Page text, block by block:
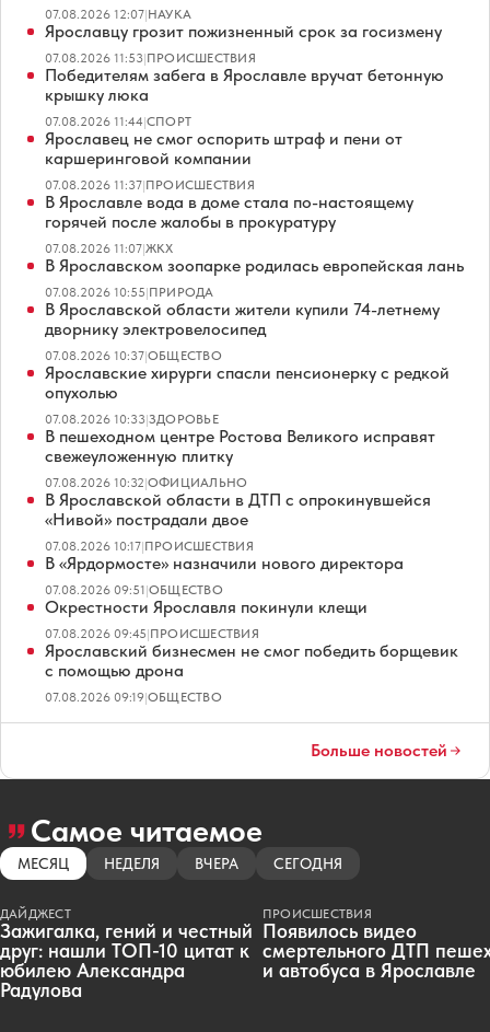
07.08.2026 12:07|НАУКА
Ярославцу грозит пожизненный срок за госизмену
07.08.2026 11:53|ПРОИСШЕСТВИЯ
Победителям забега в Ярославле вручат бетонную
крышку люка
07.08.2026 11:44|СПОРТ
Ярославец не смог оспорить штраф и пени от
каршеринговой компании
07.08.2026 11:37|ПРОИСШЕСТВИЯ
В Ярославле вода в доме стала по-настоящему
горячей после жалобы в прокуратуру
07.08.2026 11:07|ЖКХ
В Ярославском зоопарке родилась европейская лань
07.08.2026 10:55|ПРИРОДА
В Ярославской области жители купили 74-летнему
дворнику электровелосипед
07.08.2026 10:37|ОБЩЕСТВО
Ярославские хирурги спасли пенсионерку с редкой
опухолью
07.08.2026 10:33|ЗДОРОВЬЕ
В пешеходном центре Ростова Великого исправят
свежеуложенную плитку
07.08.2026 10:32|ОФИЦИАЛЬНО
В Ярославской области в ДТП с опрокинувшейся
«Нивой» пострадали двое
07.08.2026 10:17|ПРОИСШЕСТВИЯ
В «Ярдормосте» назначили нового директора
07.08.2026 09:51|ОБЩЕСТВО
Окрестности Ярославля покинули клещи
07.08.2026 09:45|ПРОИСШЕСТВИЯ
Ярославский бизнесмен не смог победить борщевик
с помощью дрона
07.08.2026 09:19|ОБЩЕСТВО
Больше новостей
Самое читаемое
МЕСЯЦ НЕДЕЛЯ ВЧЕРА СЕГОДНЯ
ДАЙДЖЕСТ
Зажигалка, гений и честный
друг: нашли ТОП-10 цитат к
юбилею Александра
Радулова
ПРОИСШЕСТВИЯ
Появилось видео
смертельного ДТП
и автобуса в Ярославле